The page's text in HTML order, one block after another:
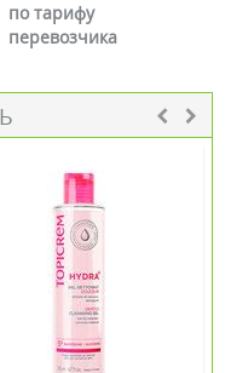
по тарифу
перевозчика